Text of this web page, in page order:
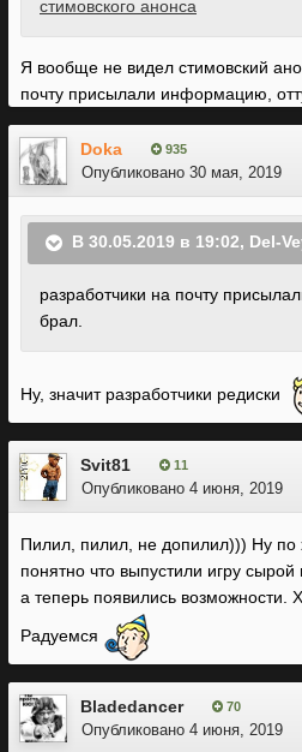
стимовского анонса
Я вообще не видел стимовский
почту присылали информацию,
Doka 935
Опубликовано 30 мая, 2019
В 30.05.2019 в 19:02, Del-
разработчики на почту
брал.
Ну, значит разработчики редиски
Svit81 11
Опубликовано 4 июня, 2019
Пилил, пилил, не допилил))) Ну по
понятно что выпустили игру сырой
а теперь появились возможности.
Радуемся
Bladedancer 70
Опубликовано 4 июня, 2019